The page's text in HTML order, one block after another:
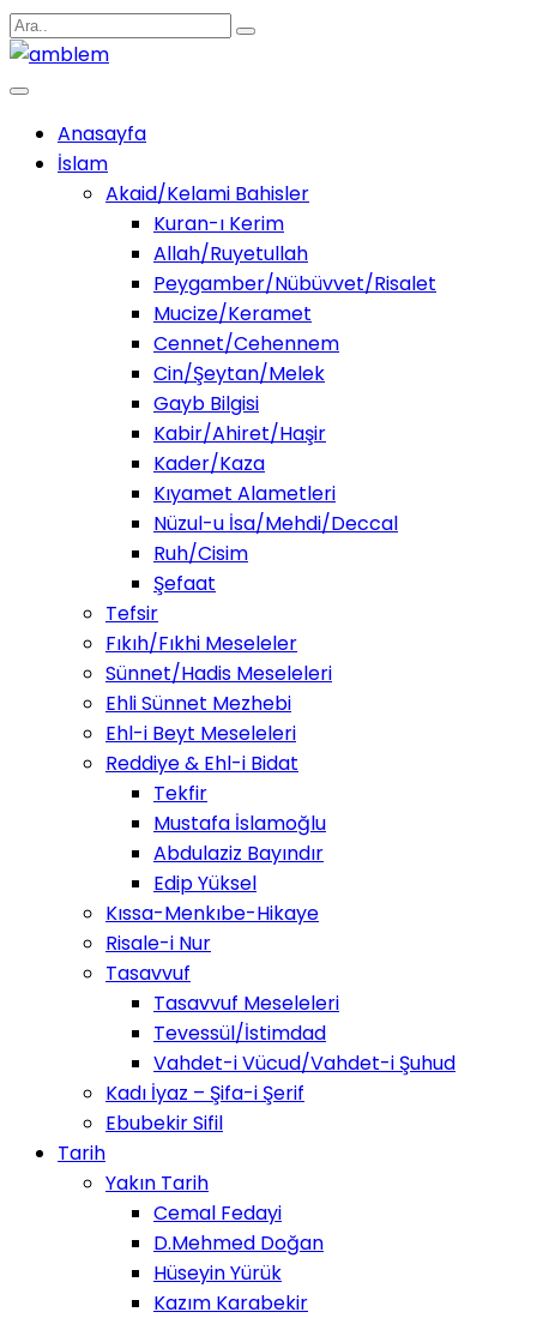
Anasayfa
İslam
Akaid/Kelami Bahisler
Kuran-ı Kerim
Allah/Ruyetullah
Peygamber/Nübüvvet/Risalet
Mucize/Keramet
Cennet/Cehennem
Cin/Şeytan/Melek
Gayb Bilgisi
Kabir/Ahiret/Haşir
Kader/Kaza
Kıyamet Alametleri
Nüzul-u İsa/Mehdi/Deccal
Ruh/Cisim
Şefaat
Tefsir
Fıkıh/Fıkhi Meseleler
Sünnet/Hadis Meseleleri
Ehli Sünnet Mezhebi
Ehl-i Beyt Meseleleri
Reddiye & Ehl-i Bidat
Tekfir
Mustafa İslamoğlu
Abdulaziz Bayındır
Edip Yüksel
Kıssa-Menkıbe-Hikaye
Risale-i Nur
Tasavvuf
Tasavvuf Meseleleri
Tevessül/İstimdad
Vahdet-i Vücud/Vahdet-i Şuhud
Kadı İyaz – Şifa-i Şerif
Ebubekir Sifil
Tarih
Yakın Tarih
Cemal Fedayi
D.Mehmed Doğan
Hüseyin Yürük
Kazım Karabekir